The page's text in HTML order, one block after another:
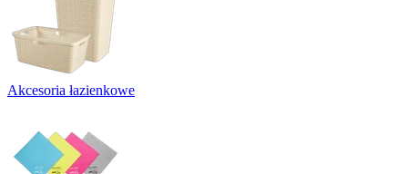
Akcesoria łazienkowe